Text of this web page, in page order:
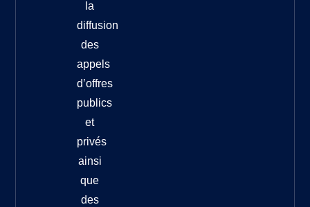
la
diffusion
des
appels
d’offres
publics
et
privés
ainsi
que
des